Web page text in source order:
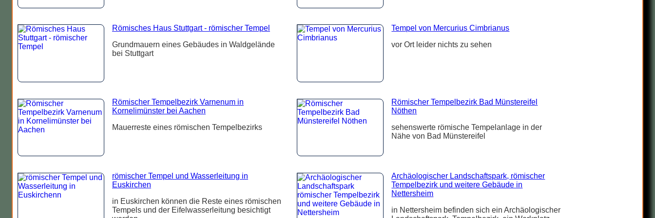
Römisches Haus Stuttgart - römischer Tempel
Grundmauern eines Gebäudes in Waldgelände
bei Stuttgart
Tempel von Mercurius Cimbrianus
vor Ort leider nichts zu sehen
Römischer Tempelbezirk Varnenum in
Kornelimünster bei Aachen
Mauerreste eines römischen Tempelbezirks
Römischer Tempelbezirk Bad Münstereifel
Nöthen
sehenswerte römische Tempelanlage in der
Nähe von Bad Münstereifel
römischer Tempel und Wasserleitung in
Euskirchen
in Euskirchen können die Reste eines römischen
Tempels und der Eifelwasserleitung besichtigt
Archäologischer Landschaftspark, römischer
Tempelbezirk und weitere Gebäude in
Nettersheim
in Nettersheim befinden sich ein Archäologischer